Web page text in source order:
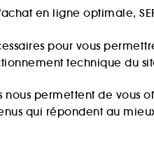
en ligne optimale,
pour vous
technique du
nous permettent de vous
qui répondent au